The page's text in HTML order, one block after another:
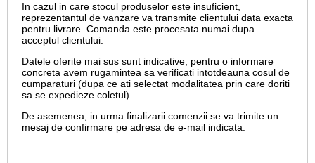
In cazul in care stocul produselor este insuficient,
reprezentantul de vanzare va transmite clientului data exacta
pentru livrare. Comanda este procesata numai dupa
acceptul clientului.
Datele oferite mai sus sunt indicative, pentru o informare
concreta avem rugamintea sa verificati intotdeauna cosul de
cumparaturi (dupa ce ati selectat modalitatea prin care doriti
sa se expedieze coletul).
De asemenea, in urma finalizarii comenzii se va trimite un
mesaj de confirmare pe adresa de e-mail indicata.